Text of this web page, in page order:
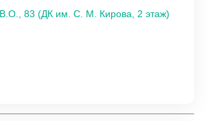
83 (ДК им. С. М. Кирова, 2 этаж)